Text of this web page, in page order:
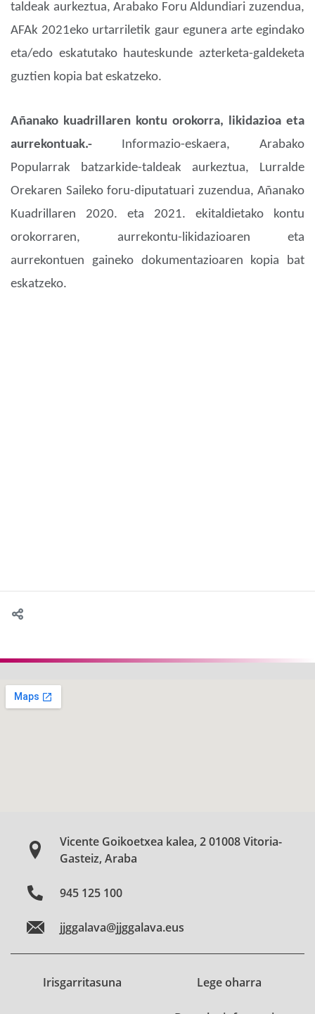
taldeak aurkeztua, Arabako Foru Aldundiari zuzendua,
AFAk 2021eko urtarriletik gaur egunera arte egindako
eta/edo eskatutako hauteskunde azterketa-galdeketa
guztien kopia bat eskatzeko.
Añanako kuadrillaren kontu orokorra, likidazioa eta
aurrekontuak.- Informazio-eskaera, Arabako
Popularrak batzarkide-taldeak aurkeztua, Lurralde
Orekaren Saileko foru-diputatuari zuzendua, Añanako
Kuadrillaren 2020. eta 2021. ekitaldietako kontu
orokorraren, aurrekontu-likidazioaren eta
aurrekontuen gaineko dokumentazioaren kopia bat
eskatzeko.
Vicente Goikoetxea kalea, 2 01008 Vitoria-
Gasteiz, Araba
945 125 100
jjggalava@jjggalava.eus
Irisgarritasuna Lege oharra